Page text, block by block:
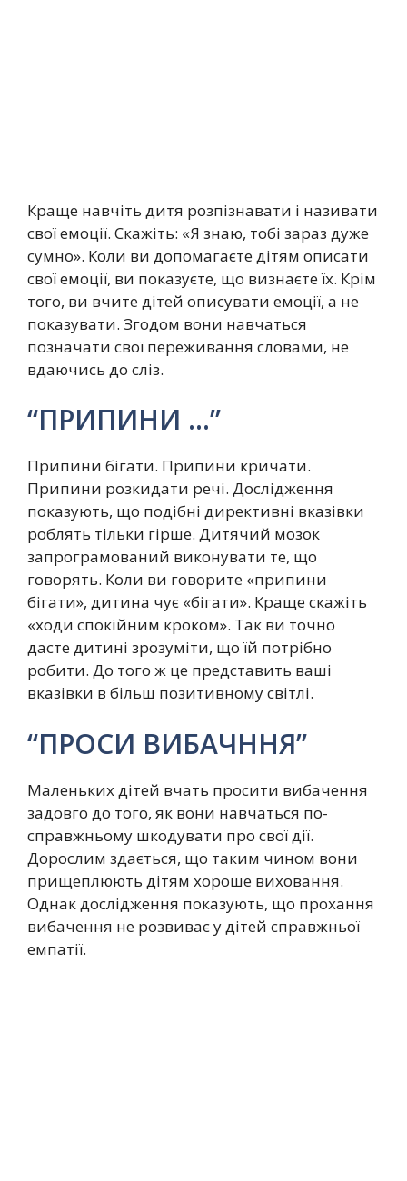
Краще навчіть дитя розпізнавати і називати
свої емоції. Скажіть: «Я знаю, тобі зараз дуже
сумно». Коли ви допомагаєте дітям описати
свої емоції, ви показуєте, що визнаєте їх. Крім
того, ви вчите дітей описувати емоції, а не
показувати. Згодом вони навчаться
позначати свої переживання словами, не
вдаючись до сліз.
“ПРИПИНИ …”
Припини бігати. Припини кричати.
Припини розкидати речі. Дослідження
показують, що подібні директивні вказівки
роблять тільки гірше. Дитячий мозок
запрограмований виконувати те, що
говорять. Коли ви говорите «припини
бігати», дитина чує «бігати». Краще скажіть
«ходи спокійним кроком». Так ви точно
дасте дитині зрозуміти, що їй потрібно
робити. До того ж це представить ваші
вказівки в більш позитивному світлі.
“ПРОСИ ВИБАЧННЯ”
Маленьких дітей вчать просити вибачення
задовго до того, як вони навчаться по-
справжньому шкодувати про свої дії.
Дорослим здається, що таким чином вони
прищеплюють дітям хороше виховання.
Однак дослідження показують, що прохання
вибачення не розвиває у дітей справжньої
емпатії.